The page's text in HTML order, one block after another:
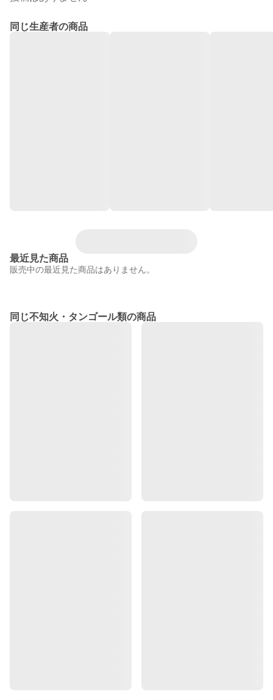
同じ生産者の商品
最近見た商品
販売中の最近見た商品はありません。
同じ不知火・タンゴール類の商品